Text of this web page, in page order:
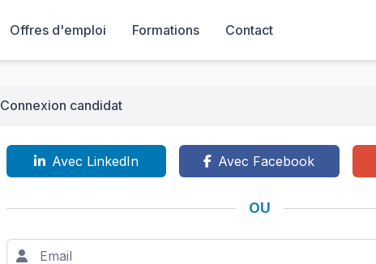
Offres d'emploi Formations Contact
Connexion candidat
Avec LinkedIn Avec Facebook
OU